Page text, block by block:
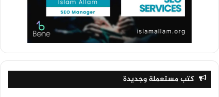
كتب مستعملة وجديدة